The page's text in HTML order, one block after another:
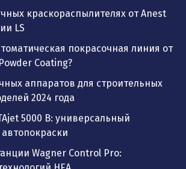
краскораспылителях от Anest
LS
покрасочная линия от
Coating?
аппаратов для строительных
2024 года
5000 B: универсальный
Wagner Control Pro: